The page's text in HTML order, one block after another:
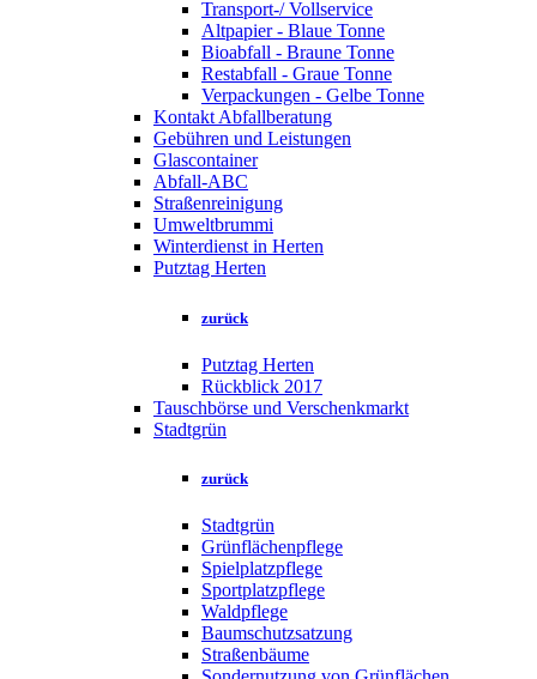
Transport-/ Vollservice
Altpapier - Blaue Tonne
Bioabfall - Braune Tonne
Restabfall - Graue Tonne
Verpackungen - Gelbe Tonne
Kontakt Abfallberatung
Gebühren und Leistungen
Glascontainer
Abfall-ABC
Straßenreinigung
Umweltbrummi
Winterdienst in Herten
Putztag Herten
zurück
Putztag Herten
Rückblick 2017
Tauschbörse und Verschenkmarkt
Stadtgrün
zurück
Stadtgrün
Grünflächenpflege
Spielplatzpflege
Sportplatzpflege
Waldpflege
Baumschutzsatzung
Straßenbäume